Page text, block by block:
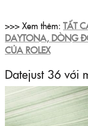
>>> Xem thêm: TẤT
DAYTONA, DÒNG
CỦA ROLEX
Datejust 36 với